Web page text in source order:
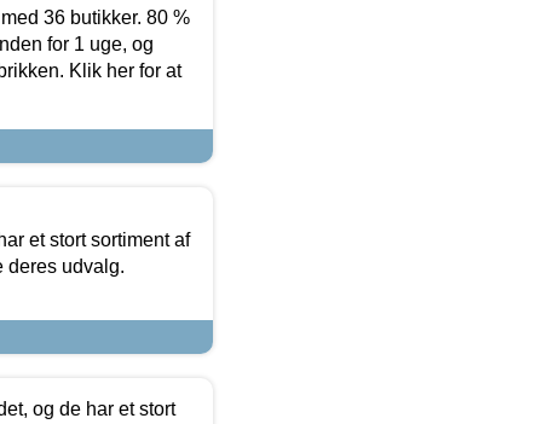
36 butikker. 80 %
for 1 uge, og
Klik her for at
et stort sortiment af
deres udvalg.
og de har et stort